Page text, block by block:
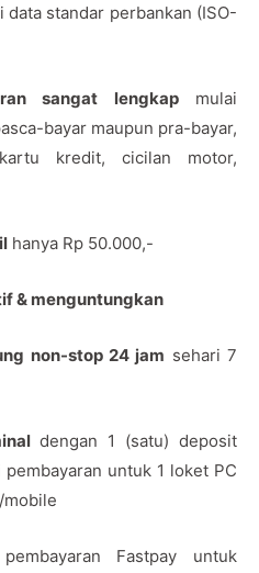
standar perbankan (ISO-
sangat lengkapmulai
bayar maupun pra-bayar,
kredit, cicilan motor,
hanya Rp 50.000,-
& menguntungkan
non-stop 24 jam sehari 7
dengan 1 (satu) deposit
pembayaran untuk 1 loket PC
Fastpay untuk